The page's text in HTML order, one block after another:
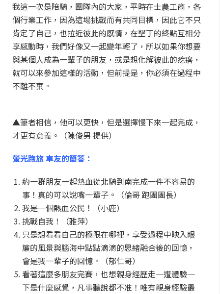
我這一次是陪騎，團隊內的大家，平時在士農工商，各
個行業工作，因為這場挑戰而有共同目標，因此它不只
肯定了自己，也拉近彼此的感情，在墾丁的終點互相分
享感動時，我們好像又一起變年輕了，所以如果你想要
與某個人成為一輩子的朋友，或是想化解彼此的疙瘩，
就可以來參加這樣的活動，但前提是，你必須在過程中
不離不棄。
▲筆者相信，他可以更快，但是選擇慢下來一起完成，
才更有意義。（陳俊男 提供）
螢光跑旅 車友的簡答：
約一群朋友一起熱血從北騎到南完成一件不容易的
事！真的可以說嘴一輩子。（倫哥 跑團團長）
我是一個熱血公民！（小鹿）
挑戰自我！（雅萍）
只是想看看自己的極限在哪裡，享受過程中映入眼
簾的風景與腦海中點點滴滴的思緒融合後的回憶，
會是我一輩子的回憶。（郁仁哥）
看著這麼多朋友完賽，也想親身經歷走一遭體驗一
下是什麼感覺，凡事聽說都不准！唯有親身經驗最